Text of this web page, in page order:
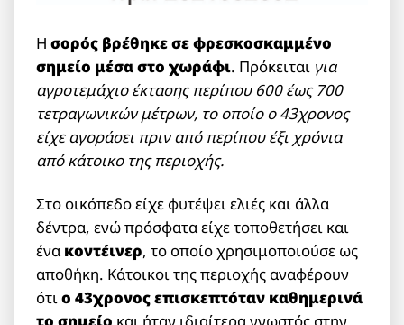
Ησορός βρέθηκε σε φρεσκοσκαμμένο
σημείο μέσα στο χωράφι. Πρόκειται για
αγροτεμάχιο έκτασης περίπου 600 έως 700
τετραγωνικών μέτρων, το οποίο ο 43χρονος
είχε αγοράσει πριν από περίπου έξι χρόνια
από κάτοικο της περιοχής.
Στο οικόπεδο είχε φυτέψει ελιές και άλλα
δέντρα, ενώ πρόσφατα είχε τοποθετήσει και
ένα κοντέινερ, το οποίο χρησιμοποιούσε ως
αποθήκη. Κάτοικοι της περιοχής αναφέρουν
ότιο 43χρονος επισκεπτόταν καθημερινά
το σημείο και ήταν ιδιαίτερα γνωστός στην